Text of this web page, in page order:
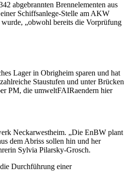
abgebrannten Brennelementen aus
Schiffsanlege-Stelle am AKW
„obwohl bereits die Vorprüfung
Lager in Obrigheim sparen und hat
Staustufen und unter Brücken
PM, die umweltFAIRaendern hier
Neckarwestheim. „Die EnBW plant
dem Abriss sollen hin und her
Sylvia Pilarsky-Grosch.
Durchführung einer